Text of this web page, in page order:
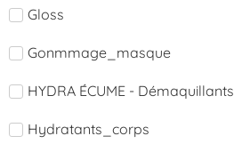
Gloss
Gonmmage_masque
HYDRA ÉCUME - Démaquillants
Hydratants_corps